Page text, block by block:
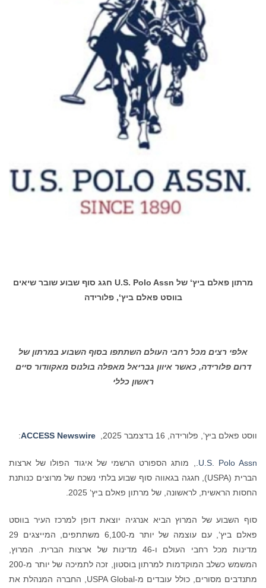
מרתון פאלם ביץ‘ של U.S. Polo Assn חגג סוף שבוע שובר שיאים
בווסט פאלם ביץ‘, פלורידה
אלפי רצים מכל רחבי העולם השתתפו בסוף השבוע במרתון של
דרום פלורידה, כאשר איוון גבריאל מאפלה בולנוס מאקוודור סיים
ראשון כללי
ווסט פאלם ביץ‘, פלורידה, 16 בדצמבר 2025, ACCESS Newswire
:
U.S. Polo Assn.
, מותג הספורט הרשמי של איגוד הפולו של ארצות
הברית (USPA), חגגה בגאווה סוף שבוע בלתי נשכח של מרוצים כנותנת
החסות הראשית, לראשונה, של מרתון פאלם ביץ‘ 2025.
סוף השבוע של המרוץ הביא אנרגיה יוצאת דופן למרכז העיר בווסט
פאלם ביץ‘, עם עוצמה של יותר מ-6,100 משתתפים, המייצגים 29
מדינות מכל רחבי העולם ו-46 מדינות של ארצות הברית. המרוץ,
המשמש כשלב המוקדמות למרתון בוסטון, זכה לתמיכה של יותר מ-200
מתנדבים מסורים, כולל עובדים מ-USPA Global, החברה המנהלת את